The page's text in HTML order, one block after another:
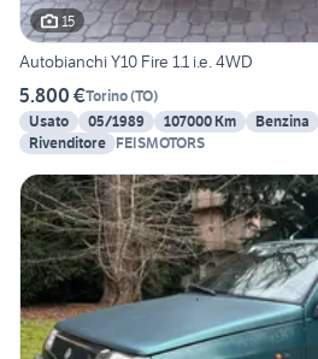
15
Autobianchi Y10 Fire 1.1 i.e. 4WD
5.800 €Torino(TO)
Usato
05/1989 107000 Km Benzina
Rivenditore FEISMOTORS